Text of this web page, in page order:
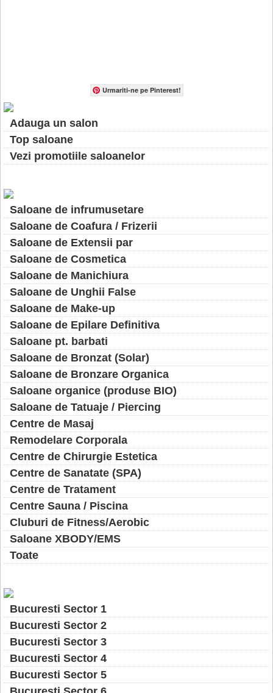
Urmariti-ne pe Pinterest!
Adauga un salon
Top saloane
Vezi promotiile saloanelor
Saloane de infrumusetare
Saloane de Coafura / Frizerii
Saloane de Extensii par
Saloane de Cosmetica
Saloane de Manichiura
Saloane de Unghii False
Saloane de Make-up
Saloane de Epilare Definitiva
Saloane pt. barbati
Saloane de Bronzat (Solar)
Saloane de Bronzare Organica
Saloane organice (produse BIO)
Saloane de Tatuaje / Piercing
Centre de Masaj
Remodelare Corporala
Centre de Chirurgie Estetica
Centre de Sanatate (SPA)
Centre de Tratament
Centre Sauna / Piscina
Cluburi de Fitness/Aerobic
Saloane XBODY/EMS
Toate
Bucuresti Sector 1
Bucuresti Sector 2
Bucuresti Sector 3
Bucuresti Sector 4
Bucuresti Sector 5